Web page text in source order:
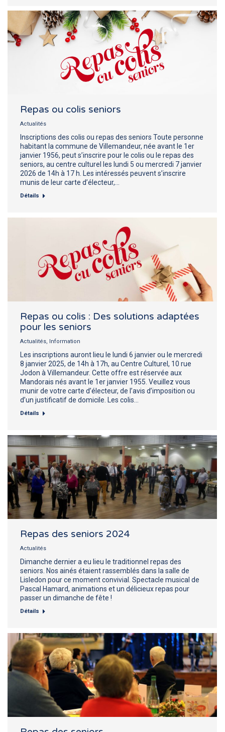
Repas ou colis seniors
Actualités
Inscriptions des colis ou repas des seniors Toute personne
habitant la commune de Villemandeur, née avant le 1er
janvier 1956, peut s’inscrire pour le colis ou le repas des
seniors, au centre culturel les lundi 5 ou mercredi 7 janvier
2026 de 14h à 17 h. Les intéressés peuvent s’inscrire
munis de leur carte d’électeur,…
Détails
Repas ou colis : Des solutions adaptées
pour les seniors
Actualités, Information
Les inscriptions auront lieu le lundi 6 janvier ou le mercredi
8 janvier 2025, de 14h à 17h, au Centre Culturel, 10 rue
Jodon à Villemandeur. Cette offre est réservée aux
Mandorais nés avant le 1er janvier 1955. Veuillez vous
munir de votre carte d’électeur, de l’avis d’imposition ou
d’un justificatif de domicile. Les colis…
Détails
Repas des seniors 2024
Actualités
Dimanche dernier a eu lieu le traditionnel repas des
seniors. Nos ainés étaient rassemblés dans la salle de
Lisledon pour ce moment convivial. Spectacle musical de
Pascal Hamard, animations et un délicieux repas pour
passer un dimanche de fête !
Détails